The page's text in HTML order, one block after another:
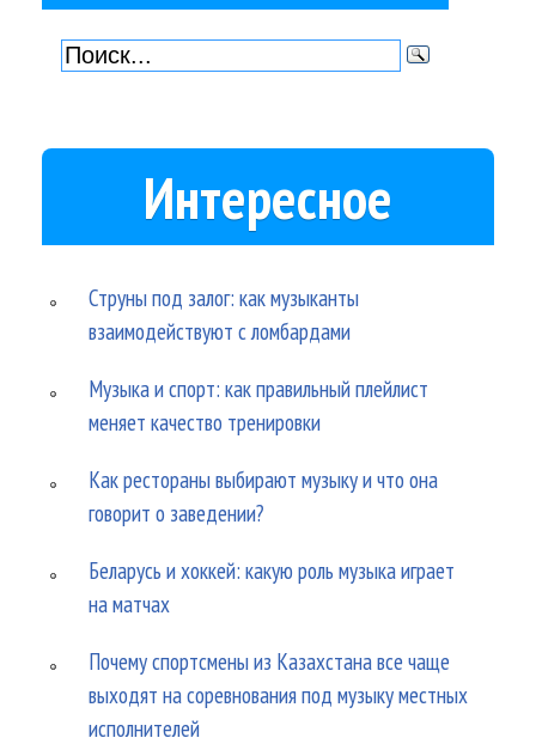
Интересное
Струны под залог: как музыканты
взаимодействуют с ломбардами
Музыка и спорт: как правильный плейлист
меняет качество тренировки
Как рестораны выбирают музыку и что она
говорит о заведении?
Беларусь и хоккей: какую роль музыка играет
на матчах
Почему спортсмены из Казахстана все чаще
выходят на соревнования под музыку местных
исполнителей